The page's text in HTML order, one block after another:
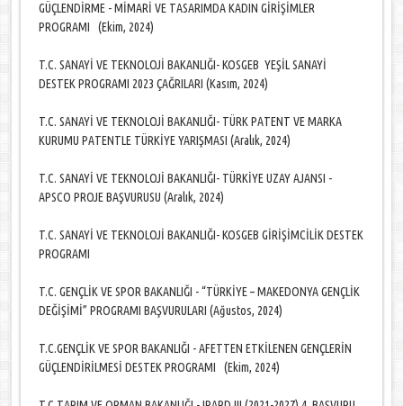
GÜÇLENDİRME - MİMARİ VE TASARIMDA KADIN GİRİŞİMLER
PROGRAMI (Ekim, 2024)
T.C. SANAYİ VE TEKNOLOJİ BAKANLIĞI- KOSGEB YEŞİL SANAYİ
DESTEK PROGRAMI 2023 ÇAĞRILARI (Kasım, 2024)
T.C. SANAYİ VE TEKNOLOJİ BAKANLIĞI- TÜRK PATENT VE MARKA
KURUMU PATENTLE TÜRKİYE YARIŞMASI (Aralık, 2024)
T.C. SANAYİ VE TEKNOLOJİ BAKANLIĞI- TÜRKİYE UZAY AJANSI -
APSCO PROJE BAŞVURUSU (Aralık, 2024)
T.C. SANAYİ VE TEKNOLOJİ BAKANLIĞI- KOSGEB GİRİŞİMCİLİK DESTEK
PROGRAMI
T.C. GENÇLİK VE SPOR BAKANLIĞI - “TÜRKİYE – MAKEDONYA GENÇLİK
DEĞİŞİMİ” PROGRAMI BAŞVURULARI (Ağustos, 2024)
T.C.GENÇLİK VE SPOR BAKANLIĞI - AFETTEN ETKİLENEN GENÇLERİN
GÜÇLENDİRİLMESİ DESTEK PROGRAMI (Ekim, 2024)